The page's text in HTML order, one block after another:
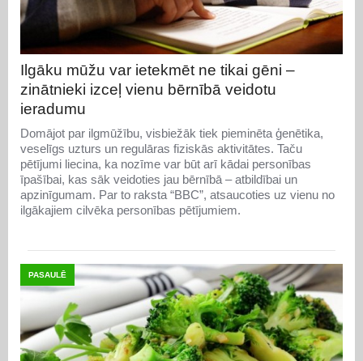
Ilgāku mūžu var ietekmēt ne tikai gēni –
zinātnieki izceļ vienu bērnībā veidotu
ieradumu
Domājot par ilgmūžību, visbiežāk tiek pieminēta ģenētika,
veselīgs uzturs un regulāras fiziskās aktivitātes. Taču
pētījumi liecina, ka nozīme var būt arī kādai personības
īpašībai, kas sāk veidoties jau bērnībā – atbildībai un
apzinīgumam. Par to raksta “BBC”, atsaucoties uz vienu no
ilgākajiem cilvēka personības pētījumiem.
PASAULĒ